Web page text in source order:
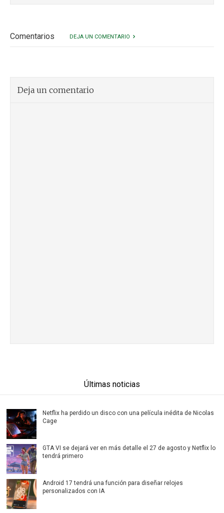
Comentarios DEJA UN COMENTARIO
Deja un comentario
Últimas noticias
Netflix ha perdido un disco con una película inédita de Nicolas
Cage
GTA VI se dejará ver en más detalle el 27 de agosto y Netflix lo
tendrá primero
Android 17 tendrá una función para diseñar relojes
personalizados con IA